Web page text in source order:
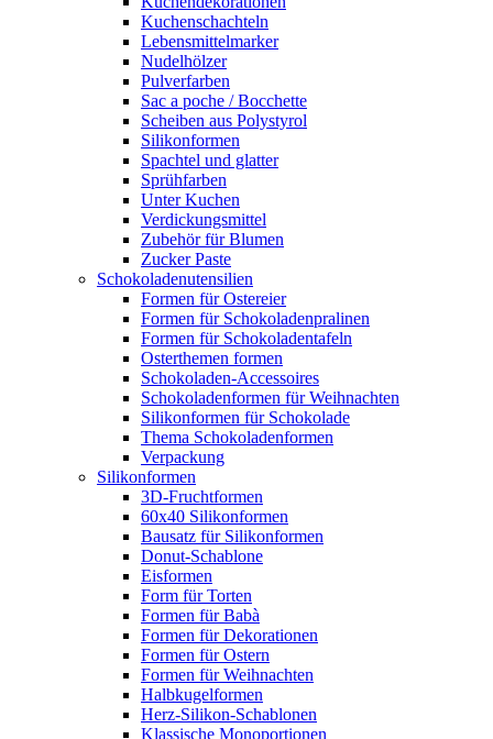
Kuchenschachteln
Lebensmittelmarker
Nudelhölzer
Pulverfarben
Sac a poche / Bocchette
Scheiben aus Polystyrol
Silikonformen
Spachtel und glatter
Sprühfarben
Unter Kuchen
Verdickungsmittel
Zubehör für Blumen
Zucker Paste
Schokoladenutensilien
Formen für Ostereier
Formen für Schokoladenpralinen
Formen für Schokoladentafeln
Osterthemen formen
Schokoladen-Accessoires
Schokoladenformen für Weihnachten
Silikonformen für Schokolade
Thema Schokoladenformen
Verpackung
Silikonformen
3D-Fruchtformen
60x40 Silikonformen
Bausatz für Silikonformen
Donut-Schablone
Eisformen
Form für Torten
Formen für Babà
Formen für Dekorationen
Formen für Ostern
Formen für Weihnachten
Halbkugelformen
Herz-Silikon-Schablonen
Klassische Monoportionen